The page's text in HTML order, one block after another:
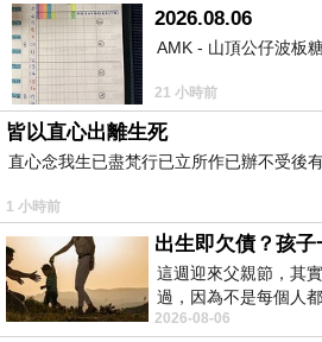
本質,
去面對它,控制它,甚而自
就算墮落地獄也如在天
.
墮落因為不平凡,
天堂甚麼都知道,還有甚
我要這人間的快樂悲傷,
我要人間永遠殘缺的美.
.
2026.08.06
AMK - 山頂公仔波板
21 小時前
皆以直心出離生死
直心念我生已盡梵行已立所作已辦不受後
1 小時前
這週迎來父親節，其
過，因為不是每個人
節的，平時也沒什麼
2026-08-06